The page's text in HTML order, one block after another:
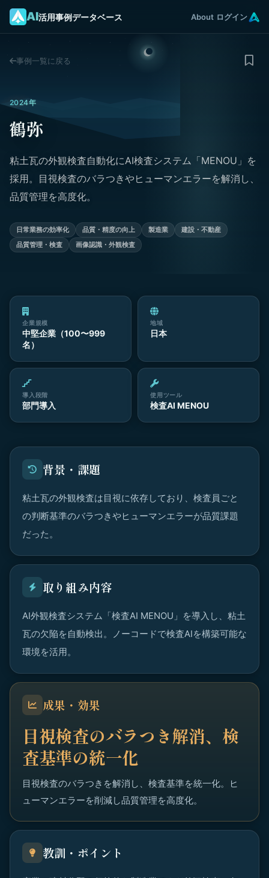
AI活用事例データベース About ログイン
事例一覧に戻る
2024年
鶴弥
粘土瓦の外観検査自動化にAI検査システム「MENOU」を
採用。目視検査のバラつきやヒューマンエラーを解消し、
品質管理を高度化。
日常業務の効率化 品質・精度の向上 製造業
建設・不動産
品質管理・検査
画像認識・外観検査
企業規模
中堅企業（100〜999
名）
地域
日本
導入段階
部門導入
使用ツール
検査AI MENOU
背景・課題
粘土瓦の外観検査は目視に依存しており、検査員ごと
の判断基準のバラつきやヒューマンエラーが品質課題
だった。
取り組み内容
AI外観検査システム「検査AI MENOU」を導入し、粘土
瓦の欠陥を自動検出。ノーコードで検査AIを構築可能な
環境を活用。
成果・効果
目視検査のバラつき解消、検
査基準の統一化
目視検査のバラつきを解消し、検査基準を統一化。ヒ
ューマンエラーを削減し品質管理を高度化。
教訓・ポイント